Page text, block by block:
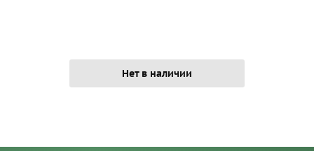
Нет в наличии